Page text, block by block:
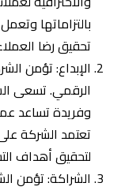
عملائها. تعمل
عملائها،
التسويقية. يتم
والتفاعل
الشفافية: تسعى
بكل صدق
شفافة ودقيقة
التواصل المفتوح